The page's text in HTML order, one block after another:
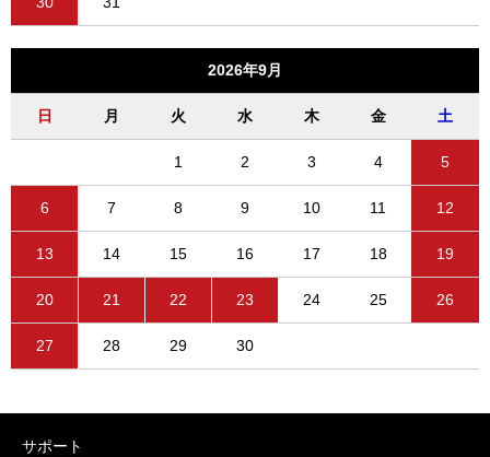
2026年9月
日 月 火 水 木 金 土
1 2 3 4 5
6 7 8 9 10 11 12
13 14 15 16 17 18 19
20 21 22 23 24 25 26
27 28 29 30
サポート